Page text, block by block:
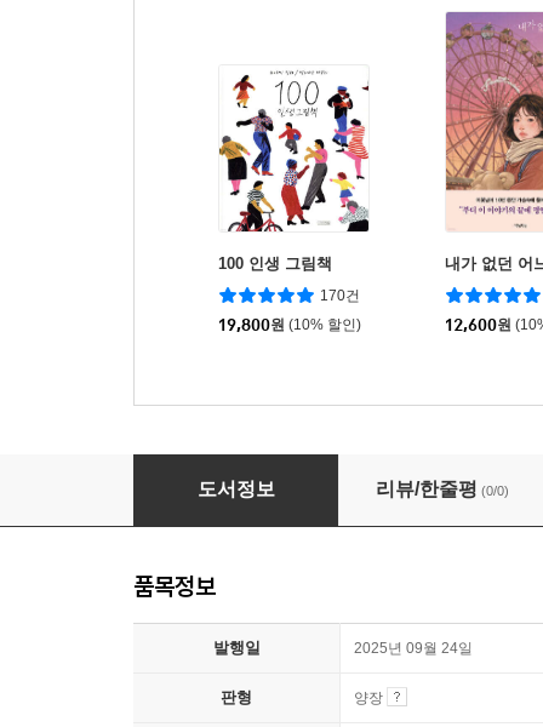
100 인생 그림책
170건
19,800원 (10% 할인)
내가 없던 어
12,600원
꿈속을 헤맬 때
도서정보 리뷰/한줄평 (0/0)
품목정보
발행일 2025년 09월 24일
판형 양장